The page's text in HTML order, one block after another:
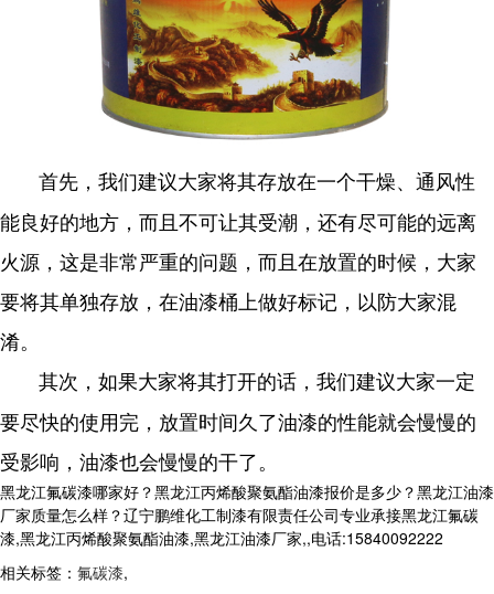
首先，我们建议大家将其存放在一个干燥、通风性
能良好的地方，而且不可让其受潮，还有尽可能的远离
火源，这是非常严重的问题，而且在放置的时候，大家
要将其单独存放，在油漆桶上做好标记，以防大家混
淆。
其次，如果大家将其打开的话，我们建议大家一定
要尽快的使用完，放置时间久了油漆的性能就会慢慢的
受影响，油漆也会慢慢的干了。
黑龙江氟碳漆哪家好？黑龙江丙烯酸聚氨酯油漆报价是多少？黑龙江油漆
厂家质量怎么样？辽宁鹏维化工制漆有限责任公司专业承接黑龙江氟碳
漆,黑龙江丙烯酸聚氨酯油漆,黑龙江油漆厂家,,电话:15840092222
相关标签： 氟碳漆,